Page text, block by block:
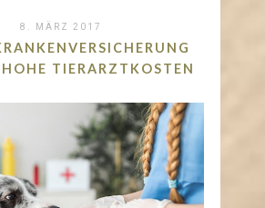
8. MÄRZ 2017
HOHE TIERARZTKOSTEN